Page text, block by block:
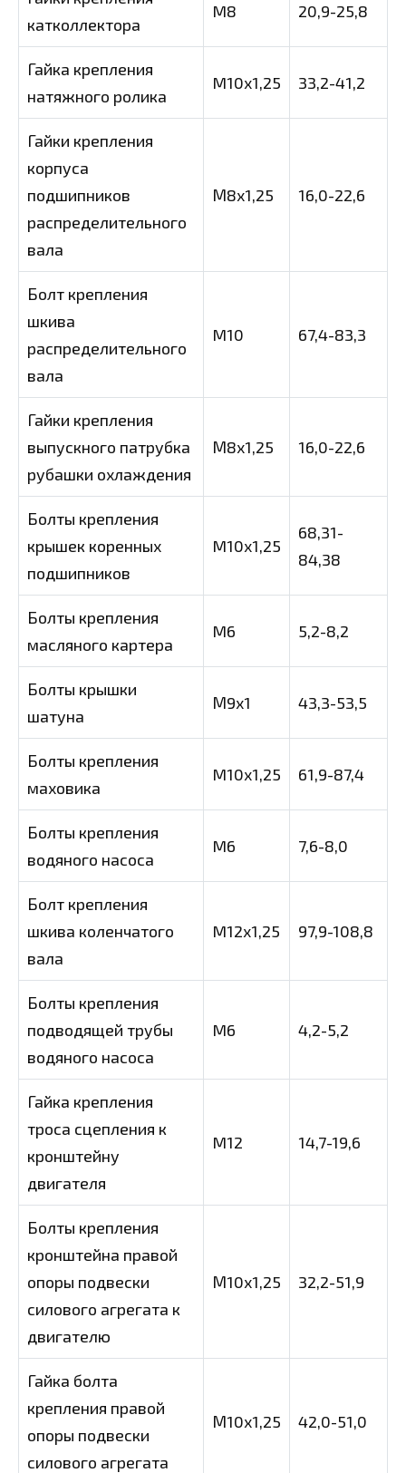
катколлектора
M8 20,9-25,8
Гайка крепления
натяжного ролика
M10x1,25 33,2-41,2
Гайки крепления
корпуса
подшипников
распределительного
вала
М8х1,25 16,0-22,6
Болт крепления
шкива
распределительного
вала
M10 67,4-83,3
Гайки крепления
выпускного патрубка
рубашки охлаждения
М8х1,25 16,0-22,6
Болты крепления
крышек коренных
подшипников
M10x1,25
68,31-
84,38
Болты крепления
масляного картера
M6 5,2-8,2
Болты крышки
шатуна
М9х1 43,3-53,5
Болты крепления
маховика
M10x1,25 61,9-87,4
Болты крепления
водяного насоса
M6 7,6-8,0
Болт крепления
шкива коленчатого
вала
M12x1,25 97,9-108,8
Болты крепления
подводящей трубы
водяного насоса
M6 4,2-5,2
Гайка крепления
троса сцепления к
кронштейну
двигателя
M12 14,7-19,6
Болты крепления
кронштейна правой
опоры подвески
силового агрегата к
двигателю
М10х1,25 32,2-51,9
Гайка болта
крепления правой
опоры подвески
силового aгpeгата
М10х1,25 42,0-51,0